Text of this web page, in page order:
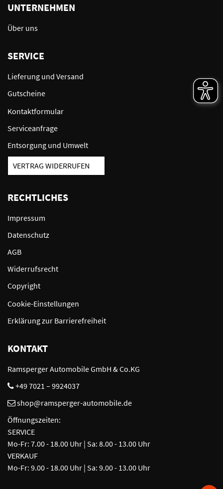
UNTERNEHMEN
Über uns
SERVICE
Lieferung und Versand
Gutscheine
Kontaktformular
Serviceanfrage
Entsorgung und Umwelt
VERTRAG WIDERRUFEN
RECHTLICHES
Impressum
Datenschutz
AGB
Widerrufsrecht
Copyright
Cookie-Einstellungen
Erklärung zur Barrierefreiheit
KONTAKT
Ramsperger Automobile GmbH & Co.KG
+49 7021 – 9924037
shop@ramsperger-automobile.de
Öffnungszeiten:
SERVICE
Mo-Fr: 7.00 - 18.00 Uhr | Sa: 8.00 - 13.00 Uhr
VERKAUF
Mo-Fr: 9.00 - 18.00 Uhr | Sa: 9.00 - 13.00 Uhr